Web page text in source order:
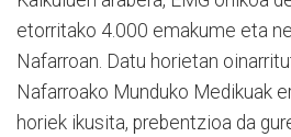
etorritako 4.000 emakume eta
Nafarroan. Datu horietan
Nafarroako Munduko Medikuak
horiek ikusita, prebentzioa da